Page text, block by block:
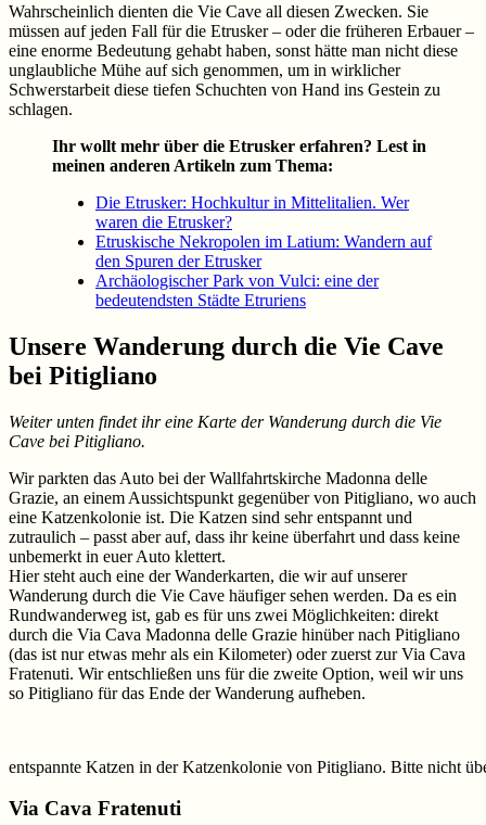
Wahrscheinlich dienten die Vie Cave all diesen Zwecken. Sie
müssen auf jeden Fall für die Etrusker – oder die früheren Erbauer –
eine enorme Bedeutung gehabt haben, sonst hätte man nicht diese
unglaubliche Mühe auf sich genommen, um in wirklicher
Schwerstarbeit diese tiefen Schuchten von Hand ins Gestein zu
schlagen.
Ihr wollt mehr über die Etrusker erfahren? Lest in
meinen anderen Artikeln zum Thema:
Die Etrusker: Hochkultur in Mittelitalien. Wer
waren die Etrusker?
Etruskische Nekropolen im Latium: Wandern auf
den Spuren der Etrusker
Archäologischer Park von Vulci: eine der
bedeutendsten Städte Etruriens
Unsere Wanderung durch die Vie Cave
bei Pitigliano
Weiter unten findet ihr eine Karte der Wanderung durch die Vie
Cave bei Pitigliano.
Wir parkten das Auto bei der Wallfahrtskirche Madonna delle
Grazie, an einem Aussichtspunkt gegenüber von Pitigliano, wo auch
eine Katzenkolonie ist. Die Katzen sind sehr entspannt und
zutraulich – passt aber auf, dass ihr keine überfahrt und dass keine
unbemerkt in euer Auto klettert.
Hier steht auch eine der Wanderkarten, die wir auf unserer
Wanderung durch die Vie Cave häufiger sehen werden. Da es ein
Rundwanderweg ist, gab es für uns zwei Möglichkeiten: direkt
durch die Via Cava Madonna delle Grazie hinüber nach Pitigliano
(das ist nur etwas mehr als ein Kilometer) oder zuerst zur Via Cava
Fratenuti. Wir entschließen uns für die zweite Option, weil wir uns
so Pitigliano für das Ende der Wanderung aufheben.
entspannte Katzen in der Katzenkolonie von Pitigliano. Bitte nicht
Via Cava Fratenuti